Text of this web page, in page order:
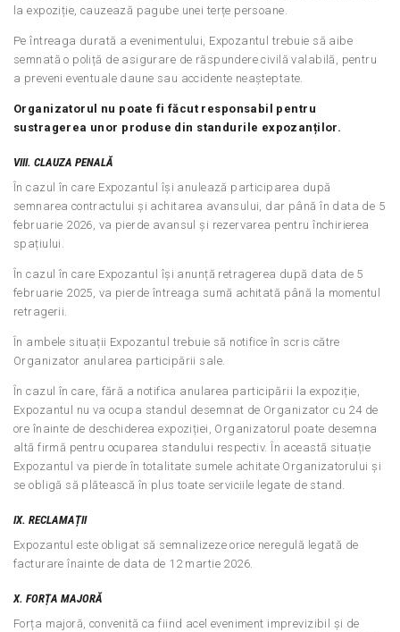
la expoziție, cauzează pagube unei terțe persoane.
Pe întreaga durată a evenimentului, Expozantul trebuie să aibe
semnată o poliță de asigurare de răspundere civilă valabilă, pentru
a preveni eventuale daune sau accidente neașteptate.
Organizatorul nu poate fi făcut responsabil pentru
sustragerea unor produse din standurile expozanților.
VIII. CLAUZA PENALĂ
În cazul în care Expozantul își anulează participarea după
semnarea contractului și achitarea avansului, dar până în data de 5
februarie 2026, va pierde avansul și rezervarea pentru închirierea
spațiului.
În cazul în care Expozantul își anunță retragerea după data de 5
februarie 2025, va pierde întreaga sumă achitată până la momentul
retragerii.
În ambele situații Expozantul trebuie să notifice în scris către
Organizator anularea participării sale.
În cazul în care, fără a notifica anularea participării la expoziție,
Expozantul nu va ocupa standul desemnat de Organizator cu 24 de
ore înainte de deschiderea expoziției, Organizatorul poate desemna
altă firmă pentru ocuparea standului respectiv. În această situație
Expozantul va pierde în totalitate sumele achitate Organizatorului și
se obligă să plătească în plus toate serviciile legate de stand.
IX. RECLAMAȚII
Expozantul este obligat să semnalizeze orice neregulă legată de
facturare înainte de data de 12 martie 2026.
X. FORȚA MAJORĂ
Forța majoră, convenită ca fiind acel eveniment imprevizibil și de